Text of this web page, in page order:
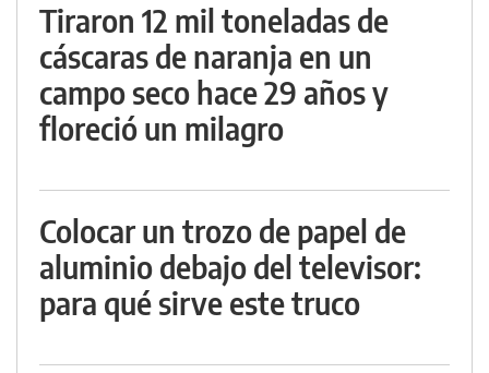
Tiraron 12 mil toneladas de
cáscaras de naranja en un
campo seco hace 29 años y
floreció un milagro
Colocar un trozo de papel de
aluminio debajo del televisor:
para qué sirve este truco